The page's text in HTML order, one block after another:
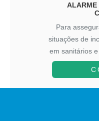
ALARME
Para
situações de
em sanitários